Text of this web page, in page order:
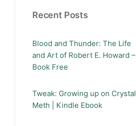
Recent Posts
Blood and Thunder: The Life
and Art of Robert E. Howard –
Book Free
Tweak: Growing up on Crystal
Meth | Kindle Ebook